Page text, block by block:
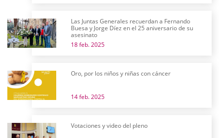
Las Juntas Generales recuerdan a Fernando
Buesa y Jorge Díez en el 25 aniversario de su
asesinato
18 feb. 2025
Oro, por los niños y niñas con cáncer
14 feb. 2025
Votaciones y video del pleno